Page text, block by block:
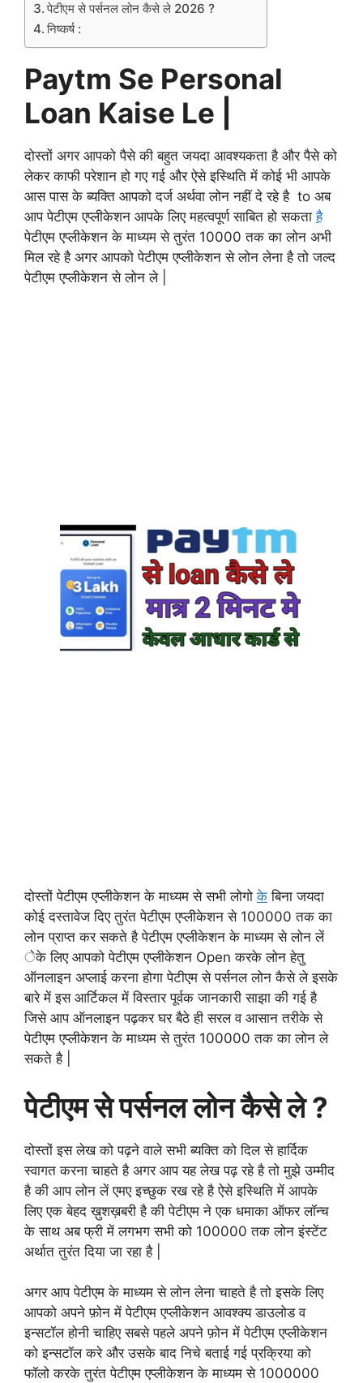
पेटीएम से पर्सनल लोन कैसे ले 2026 ?
निष्कर्ष :
Paytm Se Personal
Loan Kaise Le |
दोस्तों अगर आपको पैसे की बहुत जयदा आवश्यकता है और पैसे को
लेकर काफी परेशान हो गए गई और ऐसे इस्थिति में कोई भी आपके
आस पासके ब्यक्ति आपको दर्ज अर्थवा लोन नहीं दे रहे है to अब
आप पेटीएम एप्लीकेशन आपके लिए महत्वपूर्ण साबित हो सकताहै
पेटीएम एप्लीकेशन के माध्यम से तुरंत 10000 तक का लोन अभी
मिल रहे है अगर आपको पेटीएम एप्लीकेशन से लोन लेना है तो जल्द
पेटीएम एप्लीकेशन से लोन ले |
दोस्तों पेटीएम एप्लीकेशन के माध्यम से सभी लोगोके बिना जयदा
कोई दस्तावेज दिए तुरंत पेटीएम एप्लीकेशन से 100000 तक का
लोन प्राप्त कर सकते है पेटीएम एप्लीकेशन के माध्यम से लोन लें
ेके लिए आपको पेटीएम एप्लीकेशन Open करके लोन हेतु
ऑनलाइन अप्लाई करना होगा पेटीएम से पर्सनल लोन कैसे ले इसके
बारे में इस आर्टिकल में विस्तार पूर्वक जानकारी साझा की गई है
जिसे आप ऑनलाइन पढ़कर घर बैठे ही सरल व आसान तरीके से
पेटीएम एप्लीकेशन के माध्यम से तुरंत 100000 तक का लोन ले
सकते है |
पेटीएम से पर्सनल लोन कैसे ले ?
दोस्तों इस लेख को पढ़ने वाले सभी ब्यक्ति को दिल से हार्दिक
स्वागत करना चाहते है अगर आप यह लेख पढ़ रहे है तो मुझे उम्मीद
है की आप लोन लें एमए इच्छुक रख रहे है ऐसे इस्थिति में आपके
लिए एक बेहद ख़ुशख़बरी है की पेटीएम ने एक धमाका ऑफर लॉन्च
के साथ अब फ्री में लगभग सभी को 100000 तक लोन इंस्टेंट
अर्थात तुरंत दिया जा रहा है |
अगर आप पेटीएम के माध्यम से लोन लेना चाहते है तो इसके लिए
आपको अपने फ़ोन में पेटीएम एप्लीकेशन आवश्क्य डाउलोड व
इन्सटॉल होनी चाहिए सबसे पहले अपने फ़ोन में पेटीएम एप्लीकेशन
को इन्सटॉल करे और उसके बाद निचे बताई गई प्रक्रिया को
फॉलो करके तुरंत पेटीएम एप्लीकेशन के माध्यम से 1000000